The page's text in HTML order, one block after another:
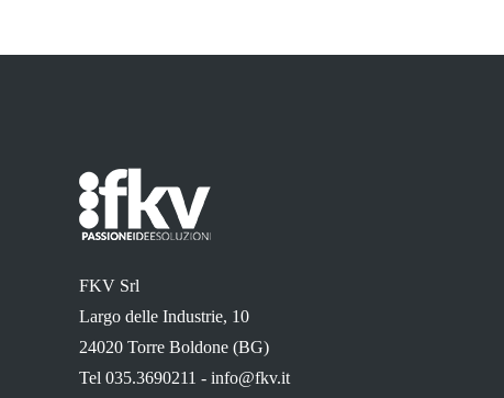
FKV Srl
Largo delle Industrie, 10
24020 Torre Boldone (BG)
Tel 035.3690211 - info@fkv.it